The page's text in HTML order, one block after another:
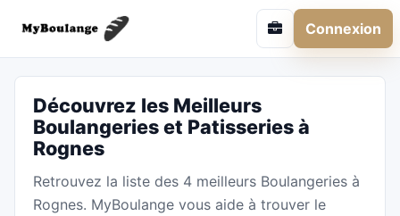
Connexion
Découvrez les Meilleurs
Boulangeries et Patisseries à
Rognes
Retrouvez la liste des 4 meilleurs Boulangeries à
Rognes. MyBoulange vous aide à trouver le